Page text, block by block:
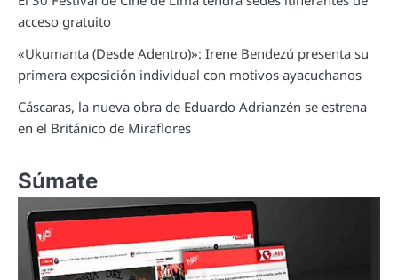
acceso gratuito
«Ukumanta (Desde Adentro)»: Irene Bendezú presenta su
primera exposición individual con motivos ayacuchanos
Cáscaras, la nueva obra de Eduardo Adrianzén se estrena
en el Británico de Miraflores
Súmate